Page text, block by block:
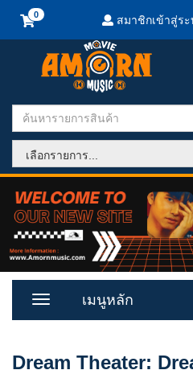
สมาชิกเข้าสู่ระ
Toggle
เมนูหลัก
Dream Theater: